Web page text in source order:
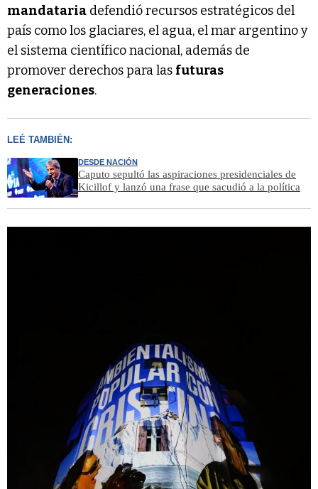
mandataria defendió recursos estratégicos del
país como los glaciares, el agua, el mar argentino y
el sistema científico nacional, además de
promover derechos para las futuras
generaciones.
LEÉ TAMBIÉN:
DESDE NACIÓN
Caputo sepultó las aspiraciones presidenciales de
Kicillof y lanzó una frase que sacudió a la política